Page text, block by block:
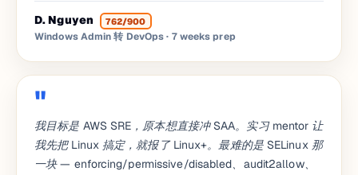
D. Nguyen
762/900
Windows Admin 转 DevOps· 7 weeks prep
我目标是 AWS SRE，原本想直接冲 SAA。实习 mentor 让
我先把 Linux 搞定，就报了 Linux+。最难的是 SELinux 那
一块 — enforcing/permissive/disabled、audit2allow、